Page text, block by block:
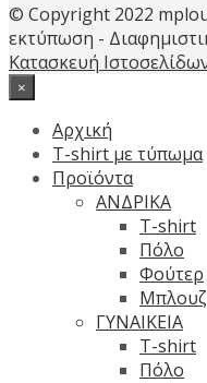
© Copyright 2022
εκτύπωση -
Κατασκευή
×
Αρχική
T-shirt με τύπωμα
Προϊόντα
ΑΝΔΡΙΚΑ
T-shirt
Πόλο
Φούτερ
ΓΥΝΑΙΚΕΙΑ
T-shirt
Πόλο